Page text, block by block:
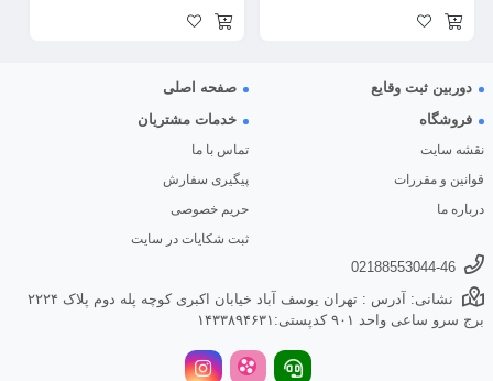
دوربین ثبت وقایع
صفحه اصلی
فروشگاه
نقشه سایت
قوانین و مقررات
درباره ما
خدمات مشتریان
تماس با ما
پیگیری سفارش
حریم خصوصی
ثبت شکایات در سایت
02188553044-46
نشانی: آدرس : تهران یوسف آباد خیابان اکبری کوچه پله دوم پلاک ۲۲۲۴
برج سرو ساعی واحد ۹۰۱ کدپستی:۱۴۳۳۸۹۴۶۳۱